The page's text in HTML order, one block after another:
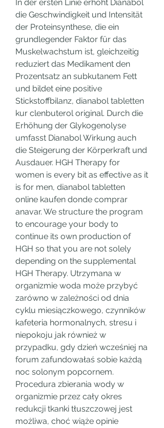
In der ersten Linie erhöht Dianabol
die Geschwindigkeit und Intensität
der Proteinsynthese, die ein
grundlegender Faktor für das
Muskelwachstum ist, gleichzeitig
reduziert das Medikament den
Prozentsatz an subkutanem Fett
und bildet eine positive
Stickstoffbilanz, dianabol tabletten
kur clenbuterol original. Durch die
Erhöhung der Glykogenolyse
umfasst Dianabol Wirkung auch
die Steigerung der Körperkraft und
Ausdauer. HGH Therapy for
women is every bit as effective as it
is for men, dianabol tabletten
online kaufen donde comprar
anavar. We structure the program
to encourage your body to
continue its own production of
HGH so that you are not solely
depending on the supplemental
HGH Therapy. Utrzymana w
organizmie woda może przybyć
zarówno w zależności od dnia
cyklu miesiączkowego, czynników
kafeteria hormonalnych, stresu i
niepokoju jak również w
przypadku, gdy dzień wcześniej na
forum zafundowałaś sobie każdą
noc solonym popcornem.
Procedura zbierania wody w
organizmie przez cały okres
redukcji tkanki tłuszczowej jest
możliwa, choć wiąże opinie